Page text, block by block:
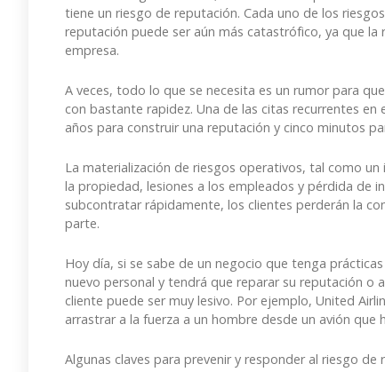
tiene un riesgo de reputación. Cada uno de los
reputación puede ser aún más catastrófico, ya que
empresa.
A veces, todo lo que se necesita es un rumor para
con bastante rapidez. Una de las citas recurrentes
años para construir una reputación y cinco minutos
La materialización de riesgos operativos, tal como
la propiedad, lesiones a los empleados y pérdida de
subcontratar rápidamente, los clientes perderán la
parte.
Hoy día, si se sabe de un negocio que tenga
nuevo personal y tendrá que reparar su reputación o
cliente puede ser muy lesivo. Por ejemplo, United
arrastrar a la fuerza a un hombre desde un avión que
Algunas claves para prevenir y responder al riesgo de